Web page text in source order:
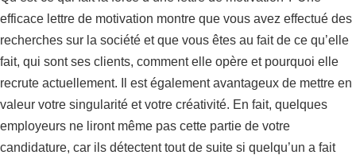
efficace lettre de motivation montre que vous avez effectué des
recherches sur la société et que vous êtes au fait de ce qu’elle
fait, qui sont ses clients, comment elle opère et pourquoi elle
recrute actuellement. Il est également avantageux de mettre en
valeur votre singularité et votre créativité. En fait, quelques
employeurs ne liront même pas cette partie de votre
candidature, car ils détectent tout de suite si quelqu’un a fait